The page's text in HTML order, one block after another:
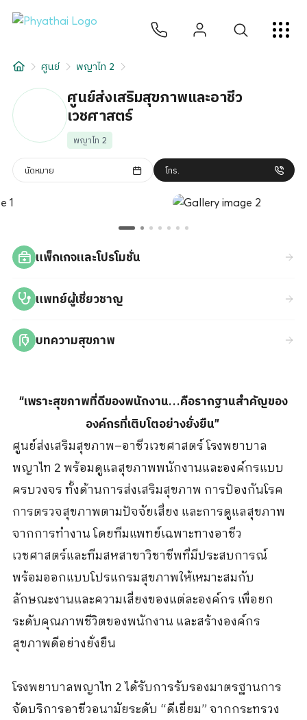
เกี่ยวกับเรา
สาขาโรงพยาบาล
ศูนย์ พญาไท 2
ศูนย์ส่งเสริมสุขภาพและอาชีว
เวชศาสตร์
พญาไท 2
นัดหมาย โทร.
แพ็กเกจและโปรโมชั่น
แพทย์ผู้เชี่ยวชาญ
บทความสุขภาพ
“เพราะสุขภาพที่ดีของพนักงาน…คือรากฐานสำคัญของ
องค์กรที่เติบโตอย่างยั่งยืน”
ศูนย์ส่งเสริมสุขภาพ–อาชีวเวชศาสตร์ โรงพยาบาล
พญาไท 2พร้อมดูแลสุขภาพพนักงานและองค์กรแบบ
ครบวงจร ทั้งด้านการส่งเสริมสุขภาพ การป้องกันโรค
การตรวจสุขภาพตามปัจจัยเสี่ยง และการดูแลสุขภาพ
จากการทำงาน โดยทีมแพทย์เฉพาะทางอาชีว
เวชศาสตร์และทีมสหสาขาวิชาชีพที่มีประสบการณ์
พร้อมออกแบบโปรแกรมสุขภาพให้เหมาะสมกับ
ลักษณะงานและความเสี่ยงของแต่ละองค์กร เพื่อยก
ระดับคุณภาพชีวิตของพนักงาน และสร้างองค์กร
สุขภาพดีอย่างยั่งยืน
โรงพยาบาลพญาไท 2ได้รับการรับรองมาตรฐานการ
จัดบริการอาชีวอนามัยระดับ “ดีเยี่ยม”จากกระทรวง